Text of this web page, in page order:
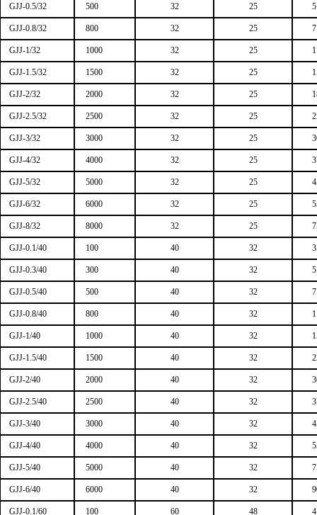
GJJ-0.5/32 500 32 25
GJJ-0.8/32 800 32 25
GJJ-1/32 1000 32 25
GJJ-1.5/32 1500 32 25
GJJ-2/32 2000 32 25
GJJ-2.5/32 2500 32 25
GJJ-3/32 3000 32 25
GJJ-4/32 4000 32 25
GJJ-5/32 5000 32 25
GJJ-6/32 6000 32 25
GJJ-8/32 8000 32 25
GJJ-0.1/40 100 40 32 3
GJJ-0.3/40 300 40 32
GJJ-0.5/40 500 40 32
GJJ-0.8/40 800 40 32
GJJ-1/40 1000 40 32
GJJ-1.5/40 1500 40 32
GJJ-2/40 2000 40 32
GJJ-2.5/40 2500 40 32
GJJ-3/40 3000 40 32
GJJ-4/40 4000 40 32
GJJ-5/40 5000 40 32
GJJ-6/40 6000 40 32
GJJ-0.1/60 100 60 48 4